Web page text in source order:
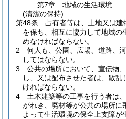
第7章
地域の生活環境
(清潔の保持)
第48条
占有者等は、土地又は
を保ち、相互に協力して地域の
めなければならない。
2
何人も、公園、広場、道路、
してはならない。
3
公共の場所において、宣伝物
し、又は配布させた者は、散
ければならない。
4
土木建築等の工事を行う者は
がれき、廃材等が公共の場所に
よって生活環境の保全上支障が